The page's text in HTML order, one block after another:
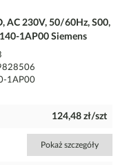
AC 230V, 50/60Hz, S00,
1AP00 Siemens
1AP00
124,48 zł/szt
Pokaż szczegóły